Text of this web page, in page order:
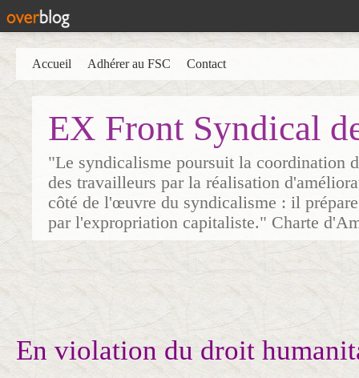
EX Front Syndical
"Le syndicalisme poursuit la coordination
des travailleurs par la réalisation
côté de l'œuvre du syndicalisme : il
par l'expropriation capitaliste." Charte
Accueil Adhérer au FSC Contact
En violation du droit